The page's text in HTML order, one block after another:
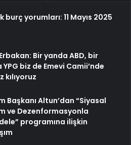
burç yorumları: 11 Mayıs 2025
Bir yanda ABD, bir
biz de Emevi Camii’nde
kılıyoruz
Başkanı Altun’dan “Siyasal
ve Dezenformasyonla
programına ilişkin